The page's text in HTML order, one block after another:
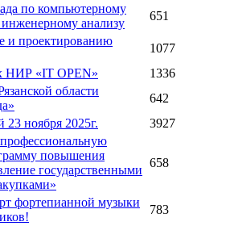
по компьютерному
анализу
651
и проектированию
1077
НИР «IT OPEN»
1336
области
642
23 ноября 2025г.
3927
повышения
государственными
658
фортепианной музыки
783